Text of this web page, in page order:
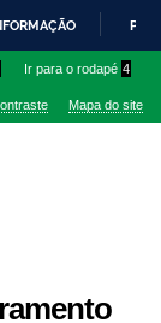
Ir para o rodapé 4
Mapa do site